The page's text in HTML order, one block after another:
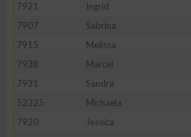
7921
Ingrid
7907
Sabrina
7915
Melissa
7938
Marcel
7931
Sandra
52325
Michaela
7920
Jessica